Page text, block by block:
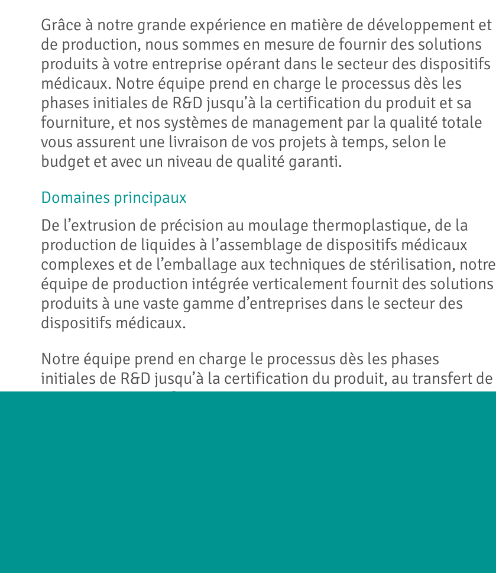
Grâce à notre grande expérience en matière de développement et
de production, nous sommes en mesure de fournir des solutions
produits à votre entreprise opérant dans le secteur des dispositifs
médicaux. Notre équipe prend en charge le processus dès les
phases initiales de R&D jusqu’à la certification du produit et sa
fourniture, et nos systèmes de management par la qualité totale
vous assurent une livraison de vos projets à temps, selon le
budget et avec un niveau de qualité garanti.
Domaines principaux
De l’extrusion de précision au moulage thermoplastique, de la
production de liquides à l’assemblage de dispositifs médicaux
complexes et de l’emballage aux techniques de stérilisation, notre
équipe de production intégrée verticalement fournit des solutions
produits à une vaste gamme d’entreprises dans le secteur des
dispositifs médicaux.
Notre équipe prend en charge le processus dès les phases
initiales de R&D jusqu’à la certification du produit, au transfert de
conception et à sa fourniture.